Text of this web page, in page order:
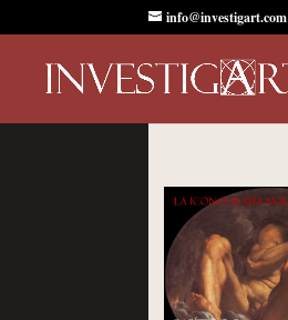
info@investigart.com